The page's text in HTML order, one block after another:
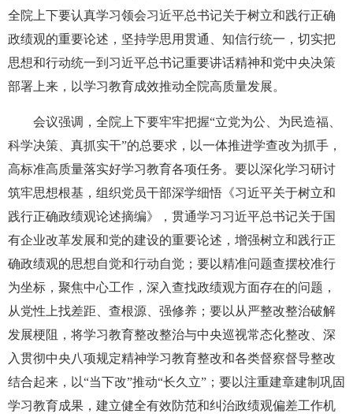
全院上下要认真学习领会习近平总书记关于树立和践行正确
政绩观的重要论述，坚持学思用贯通、知信行统一，切实把
思想和行动统一到习近平总书记重要讲话精神和党中央决策
部署上来，以学习教育成效推动全院高质量发展。
会议强调，全院上下要牢牢把握“立党为公、为民造福、
科学决策、真抓实干”的总要求，以一体推进学查改为抓手，
高标准高质量落实好学习教育各项任务。要以深化学习研讨
筑牢思想根基，组织党员干部深学细悟《习近平关于树立和
践行正确政绩观论述摘编》，贯通学习习近平总书记关于国
有企业改革发展和党的建设的重要论述，增强树立和践行正
确政绩观的思想自觉和行动自觉；要以精准问题查摆校准行
为坐标，聚焦中心工作，深入查找政绩观方面存在的问题，
从党性上找差距、查根源、强修养；要以从严整改整治破解
发展梗阻，将学习教育整改整治与中央巡视常态化整改、深
入贯彻中央八项规定精神学习教育整改和各类督察督导整改
结合起来，以“当下改”推动“长久立”；要以注重建章建制巩固
学习教育成果，建立健全有效防范和纠治政绩观偏差工作机